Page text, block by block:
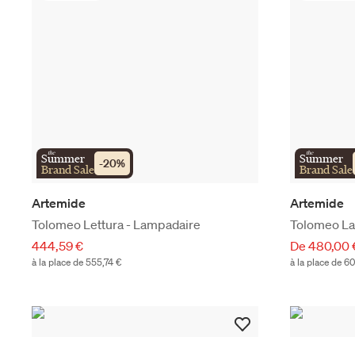
the
Summer
Brand Sale -20%
Artemide
Tolomeo Lettura - Lampadaire
444,59 €
à la place de 555,74 €
the
Summer
Brand Sale
Artemide
Tolomeo
De 480,00
à la place de